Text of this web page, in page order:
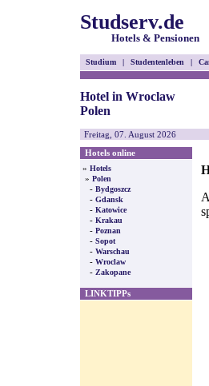
Studserv.de
Hotels & Pensionen
Studium | Studentenleben |
Hotel in Wroclaw
Polen
Freitag, 07. August 2026
Hotels online
» Hotels
» Polen
- Bydgoszcz
- Gdansk
- Katowice
- Krakau
- Poznan
- Sopot
- Warschau
- Wroclaw
- Zakopane
LINKTIPPs